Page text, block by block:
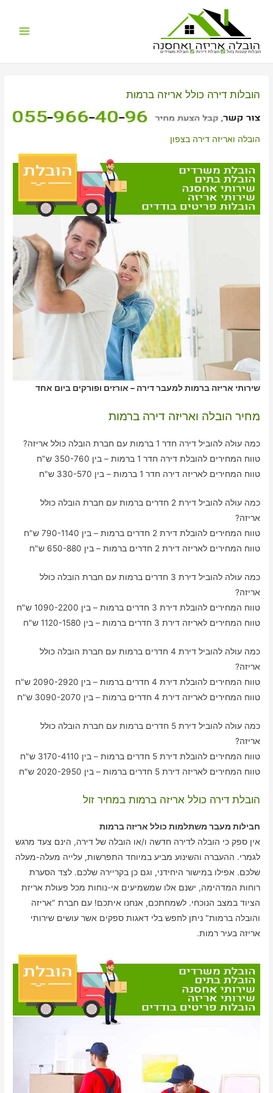
הובלות קטנות בזול הובלת דירות הובלת משרדים
הובלות דירה כולל אריזה ברמות
הובלה ואריזה דירה בצפון
שירותי אריזה ברמות למעבר דירה – אורזים ופורקים ביום אחד
מחיר הובלה ואריזה דירה ברמות
כמה עולה להוביל דירה חדר 1 ברמות עם חברת הובלה כולל אריזה?
טווח המחירים להובלת דירה חדר 1 ברמות – בין 350-760 ש"ח
טווח המחירים לאריזה דירה חדר 1 ברמות – בין 330-570 ש"ח
כמה עולה להוביל דירת 2 חדרים ברמות עם חברת הובלה כולל
אריזה?
טווח המחירים להובלת דירת 2 חדרים ברמות – בין 790-1140 ש"ח
טווח המחירים לאריזה דירת 2 חדרים ברמות – בין 650-880 ש"ח
כמה עולה להוביל דירת 3 חדרים ברמות עם חברת הובלה כולל
אריזה?
טווח המחירים להובלת דירת 3 חדרים ברמות – בין 1090-2200 ש"ח
טווח המחירים לאריזה דירת 3 חדרים ברמות – בין 1120-1580 ש"ח
כמה עולה להוביל דירת 4 חדרים ברמות עם חברת הובלה כולל
אריזה?
טווח המחירים להובלת דירת 4 חדרים ברמות – בין 2090-2920 ש"ח
טווח המחירים לאריזה דירת 4 חדרים ברמות – בין 3090-2070 ש"ח
כמה עולה להוביל דירת 5 חדרים ברמות עם חברת הובלה כולל
אריזה?
טווח המחירים להובלת דירת 5 חדרים ברמות – בין 3170-4110 ש"ח
טווח המחירים לאריזה דירת 5 חדרים ברמות – בין 2020-2950 ש"ח
הובלת דירה כולל אריזה ברמות במחיר זול
חבילות מעבר משתלמות כולל אריזה ברמות
אין ספק כי הובלה לדירה חדשה ו/או הובלה של דירה, הינם צעד מרגש
לגמרי. ההעברה והשינוע מביע במיוחד התפרשות, עלייה מעלה-מעלה
שלכם. אפילו במישור היחידני, וגם כן בקריירה שלכם. לצד הסערת
רוחות המדהימה, ישנם אלו שמשמיעים אי-נוחות מכל פעולת אריזת
הציוד במצב הנוכחי. לשמחתכם, אנחנו איתכם! עם חברת "אריזה
והובלה ברמות" ניתן לחפש בלי דאגות ספקים אשר עושים שירותי
אריזה בעיר רמות.